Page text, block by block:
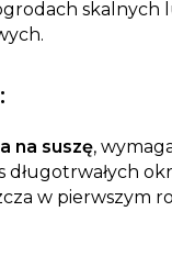
skalnych
na suszę,
długotrwałych
w pierwszym